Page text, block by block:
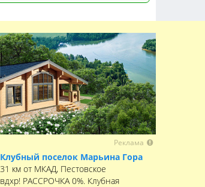
Реклама
Клубный поселок Марьина Гора
31 км от МКАД, Пестовское
вдхр! РАССРОЧКА 0%. Клубная